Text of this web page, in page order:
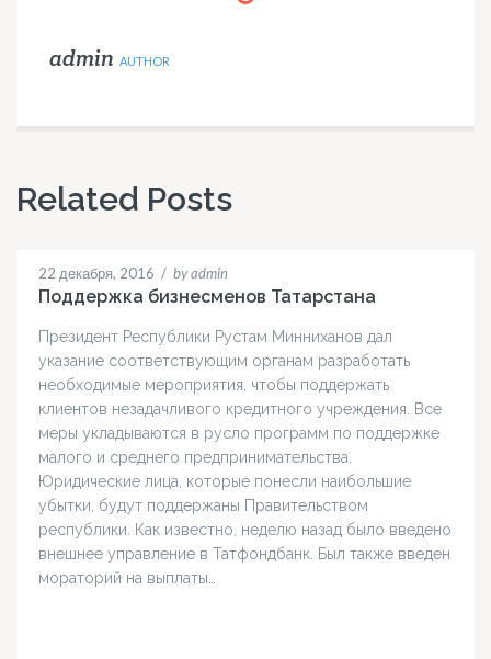
admin AUTHOR
Related Posts
22 декабря, 2016 / by admin
Поддержка бизнесменов Татарстана
Президент Республики Рустам Минниханов дал
указание соответствующим органам разработать
необходимые мероприятия, чтобы поддержать
клиентов незадачливого кредитного учреждения. Все
меры укладываются в русло программ по поддержке
малого и среднего предпринимательства.
Юридические лица, которые понесли наибольшие
убытки, будут поддержаны Правительством
республики. Как известно, неделю назад было введено
внешнее управление в Татфондбанк. Был также введен
мораторий на выплаты…